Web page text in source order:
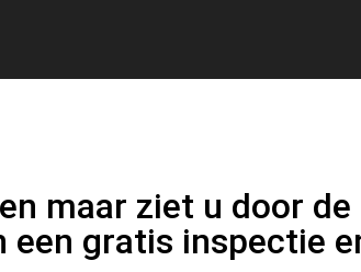
maar ziet u door
een gratis inspectie